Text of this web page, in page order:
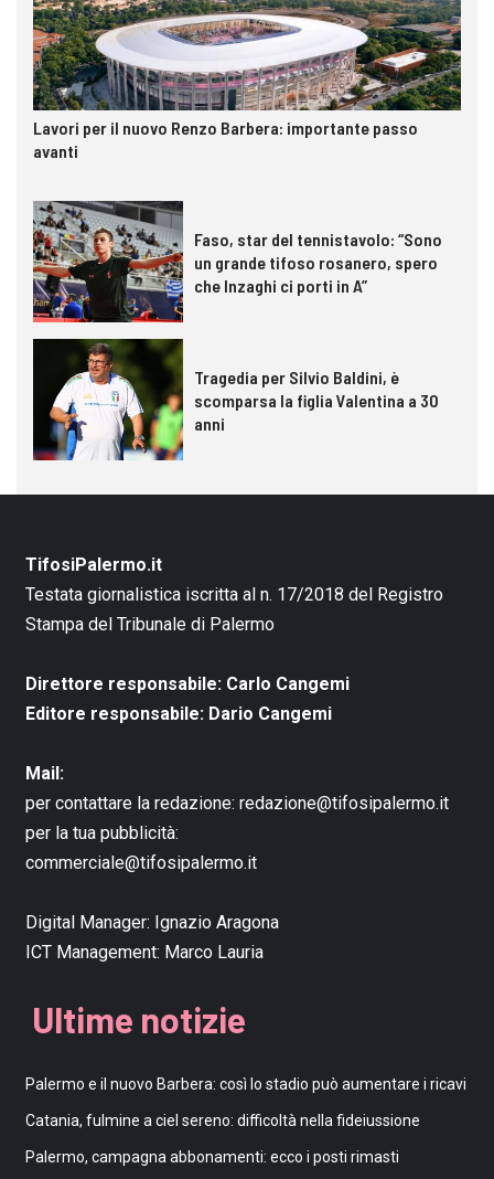
Lavori per il nuovo Renzo Barbera: importante passo
avanti
Faso, star del tennistavolo: “Sono
un grande tifoso rosanero, spero
che Inzaghi ci porti in A”
Tragedia per Silvio Baldini, è
scomparsa la figlia Valentina a 30
anni
TifosiPalermo.it
Testata giornalistica iscritta al n. 17/2018 del Registro
Stampa del Tribunale di Palermo
Direttore responsabile: Carlo Cangemi
Editore responsabile: Dario Cangemi
Mail:
per contattare la redazione: redazione@tifosipalermo.it
per la tua pubblicità:
commerciale@tifosipalermo.it
Digital Manager: Ignazio Aragona
ICT Management: Marco Lauria
Ultime notizie
Palermo e il nuovo Barbera: così lo stadio può aumentare i ricavi
Catania, fulmine a ciel sereno: difficoltà nella fideiussione
Palermo, campagna abbonamenti: ecco i posti rimasti